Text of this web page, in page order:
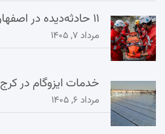
۱۱ حادثه‌دیده در اصفهان امدادرسانی شدند
مرداد ۷, ۱۴۰۵
خدمات ایزوگام در کرج
مرداد ۶, ۱۴۰۵